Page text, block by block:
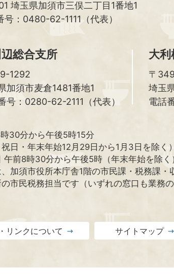
埼玉県加須市三俣二丁目1番地1
号：0480-62-1111（代表）
総合支所
1292
加須市麦倉1481番地1
号：0280-62-2111（代表）
大利
〒
埼玉
電話
30分から午後5時15分
祝日・年末年始12月29日から1月3日を除く）
午前8時30分から午後5時（年末年始を除く
加須市役所本庁舎1階の市民課・税務課・
市民税務担当です（いずれの窓口も業務
リンクについて サイトマップ